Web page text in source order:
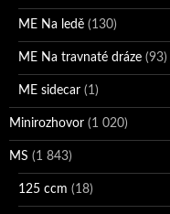
ME Na ledě (130)
ME Na travnaté dráze (93)
ME sidecar (1)
Minirozhovor (1 020)
MS (1 843)
125 ccm (18)